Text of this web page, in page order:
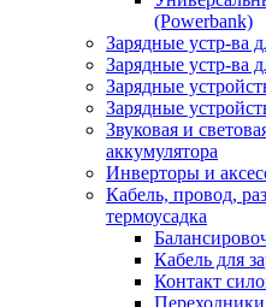
(Powerbank)
Зарядные устр-ва
Зарядные устр-ва
Зарядные
Зарядные
Звуковая и
аккумулятора
Инверторы и
Кабель, провод,
термоусадка
Кабель для
Контакт
Переходники